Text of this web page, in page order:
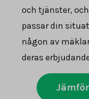
och tjänster,
passar din
någon av
deras